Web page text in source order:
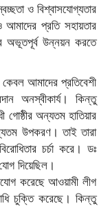
ও বিশ্বাসযোগ্যতার
আমাদের প্রতি সহায়তার
অভূতপূর্ব উন্নয়ন করতে
আমাদের প্রতিবেশী
অনস্বীকার্য। কিন্তু
গোষ্ঠীর অন্যতম হাতিয়ার
উপকরণ। তাই তারা
চর্চা করে। ডঃ
দিয়েছিল।
করেছে আওয়ামী লীগ
চুক্তি করেছে। কিন্তু